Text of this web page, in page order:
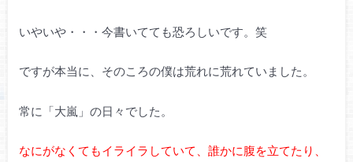
いやいや・・・今書いてても恐ろしいです。笑
ですが本当に、そのころの僕は荒れに荒れていました。
常に「大嵐」の日々でした。
なにがなくてもイライラしていて、誰かに腹を立てたり、